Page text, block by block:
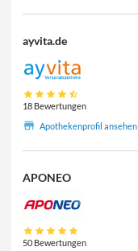
ayvita.de
18 Bewertungen
Apothekenprofil ansehen
APONEO
50 Bewertungen